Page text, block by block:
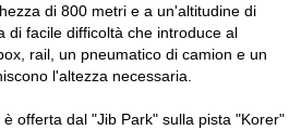
di 800 metri e a un'altitudine di
di facile difficoltà che introduce al
rail, un pneumatico di camion e un
l'altezza necessaria.
offerta dal "Jib Park" sulla pista "Korer"